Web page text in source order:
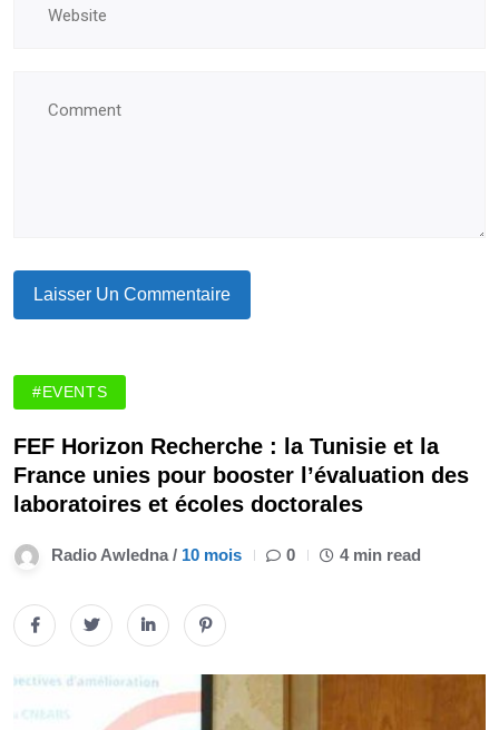
#EVENTS
FEF Horizon Recherche : la Tunisie et la
France unies pour booster l’évaluation des
laboratoires et écoles doctorales
Radio Awledna / 10 mois 0 4 min read